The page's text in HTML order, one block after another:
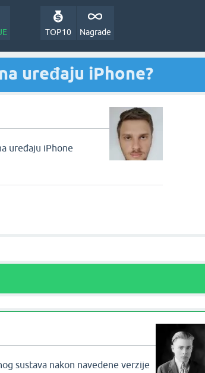
Nagrade
TOP10
uređaju iPhone?
uređaju iPhone
sustava nakon navedene verzije